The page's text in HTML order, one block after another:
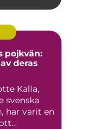
pojkvän:
deras
Kalla,
svenska
har varit en